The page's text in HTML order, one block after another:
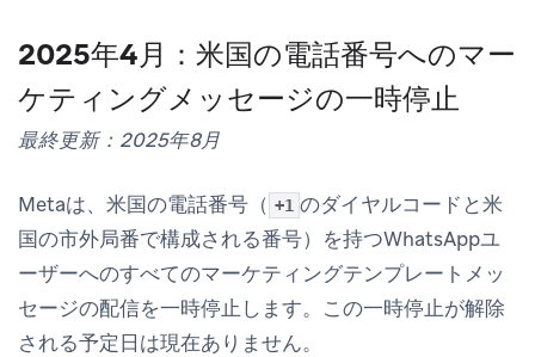
2025年4月：米国の電話番号へのマー
ケティングメッセージの一時停止
最終更新：2025年8月
Metaは、米国の電話番号（ +1 のダイヤルコードと米
国の市外局番で構成される番号）を持つWhatsAppユ
ーザーへのすべてのマーケティングテンプレートメッ
セージの配信を一時停止します。この一時停止が解除
される予定日は現在ありません。